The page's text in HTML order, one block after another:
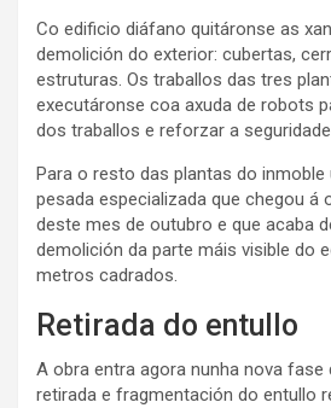
Co edificio diáfano quitáronse as
demolición do exterior: cubertas,
estruturas. Os traballos das tres
executáronse coa axuda de robots
dos traballos e reforzar a
Para o resto das plantas do
pesada especializada que chegou á
deste mes de outubro e que acaba
demolición da parte máis visible do
metros cadrados.
Retirada do entullo
A obra entra agora nunha nova fase
retirada e fragmentación do entullo